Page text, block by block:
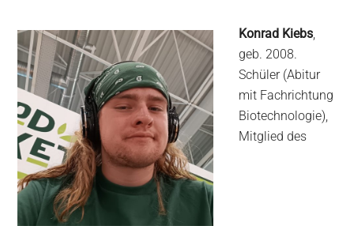
Konrad Kiebs,
geb. 2008.
Schüler (Abitur
mit Fachrichtung
Biotechnologie),
Mitglied des